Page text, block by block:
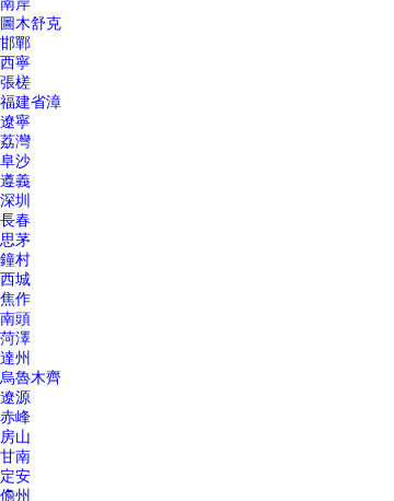
南岸
圖木舒克
邯鄲
西寧
張槎
福建省漳
遼寧
荔灣
阜沙
遵義
深圳
長春
思茅
鐘村
西城
焦作
南頭
菏澤
達州
烏魯木齊
遼源
赤峰
房山
甘南
定安
儋州